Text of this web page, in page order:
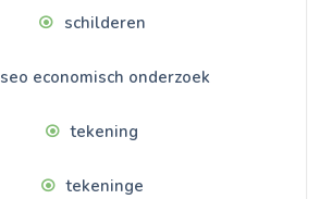
schilderen
seo economisch onderzoek
tekening
tekeninge